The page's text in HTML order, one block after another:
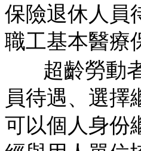
保險退休人員
職工基本醫療
超齡勞動
員待遇、選擇
可以個人身份